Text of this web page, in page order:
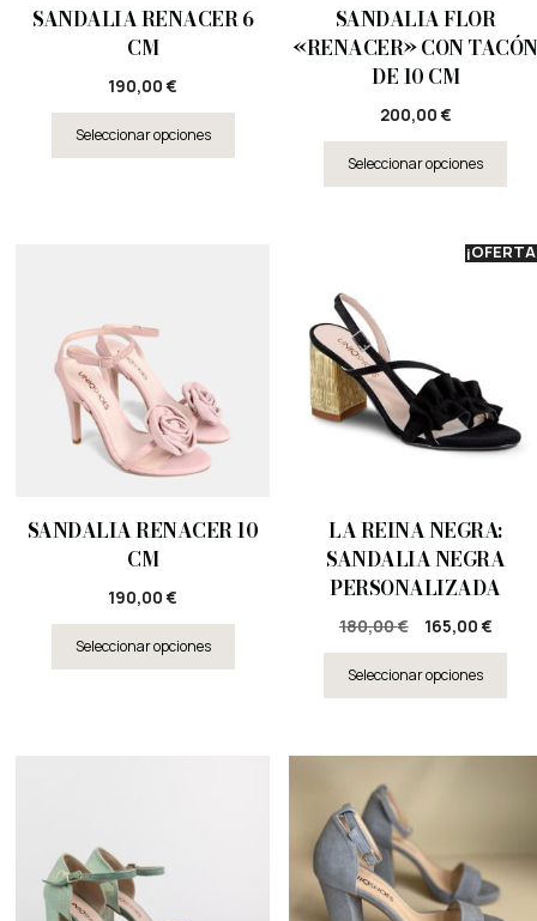
SANDALIA RENACER 6
CM
190,00€
Seleccionar opciones
SANDALIA FLOR
«RENACER» CON TACÓN
DE 10 CM
200,00 €
Seleccionar opciones
SANDALIA RENACER 10
CM
190,00€
Seleccionar opciones
LA REINA NEGRA:
SANDALIA NEGRA
PERSONALIZADA
180,00€ 165,00 €
Seleccionar opciones